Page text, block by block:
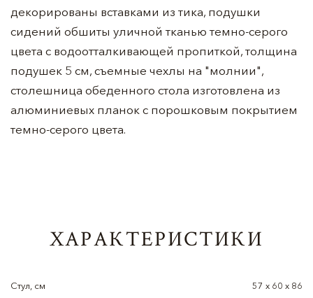
декорированы вставками из тика, подушки
сидений обшиты уличной тканью темно-серого
цвета с водоотталкивающей пропиткой, толщина
подушек 5 см, съемные чехлы на "молнии",
столешница обеденного стола изготовлена из
алюминиевых планок с порошковым покрытием
темно-серого цвета.
ХАРАКТЕРИСТИКИ
Стул, см 57 х 60 х 86